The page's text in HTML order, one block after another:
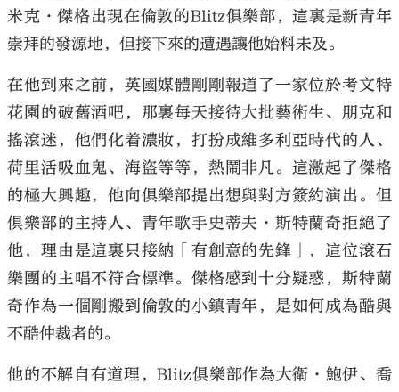
大公文匯
米克·傑格出現在倫敦的Blitz俱樂部，這裏是新青年
崇拜的發源地，但接下來的遭遇讓他始料未及。
在他到來之前，英國媒體剛剛報道了一家位於考文特
花園的破舊酒吧，那裏每天接待大批藝術生、朋克和
搖滾迷，他們化着濃妝，打扮成維多利亞時代的人、
荷里活吸血鬼、海盜等等，熱鬧非凡。這激起了傑格
的極大興趣，他向俱樂部提出想與對方簽約演出。但
俱樂部的主持人、青年歌手史蒂夫·斯特蘭奇拒絕了
他，理由是這裏只接納「有創意的先鋒」，這位滾石
樂團的主唱不符合標準。傑格感到十分疑惑，斯特蘭
奇作為一個剛搬到倫敦的小鎮青年，是如何成為酷與
不酷仲裁者的。
他的不解自有道理，Blitz俱樂部作為大衛·鮑伊、喬